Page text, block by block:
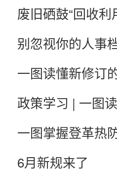
一图读懂新修订
一图掌握登革热
6月新规来了